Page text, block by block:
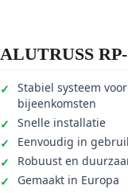
ALUTRUSS
Stabiel systeem
bijeenkomsten
Snelle installatie
Eenvoudig in
Robuust en
Gemaakt in Europa